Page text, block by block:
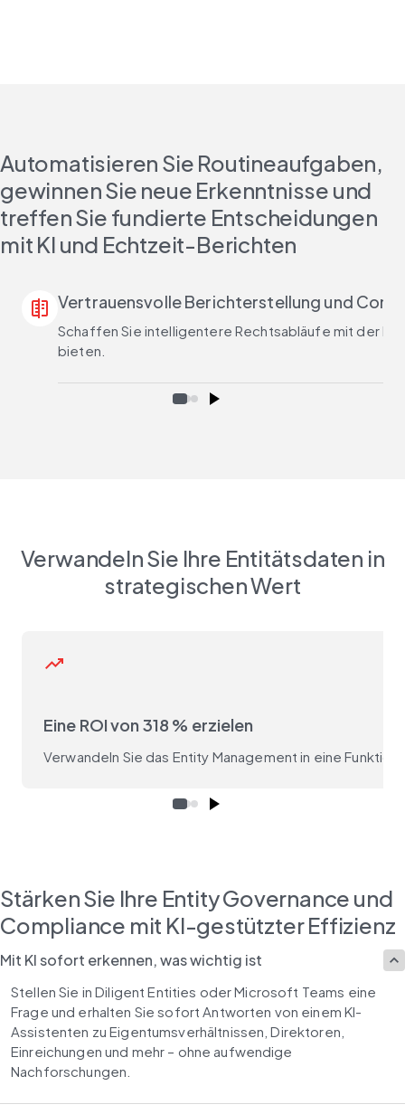
Automatisieren Sie Routineaufgaben,
gewinnen Sie neue Erkenntnisse und
treffen Sie fundierte Entscheidungen
mit KI und Echtzeit-Berichten
text_compare Vertrauensvolle Berichterstellung und
Schaffen Sie intelligentere Rechtsabläufe mit der
bieten.
Verwandeln Sie Ihre Entitätsdaten in
strategischen Wert
trending_up
Eine ROI von 318 % erzielen
Verwandeln Sie das Entity Management in eine
Stärken Sie Ihre Entity Governance und
Compliance mit KI-gestützter Effizienz
Mit KI sofort erkennen, was wichtig ist
Stellen Sie in Diligent Entities oder Microsoft Teams eine
Frage und erhalten Sie sofort Antworten von einem KI-
Assistenten zu Eigentumsverhältnissen, Direktoren,
Einreichungen und mehr – ohne aufwendige
Nachforschungen.